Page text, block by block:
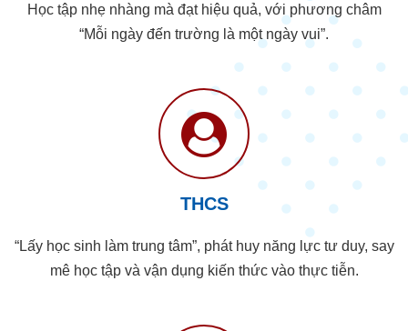
Học tập nhẹ nhàng mà đạt hiệu quả, với phương châm
“Mỗi ngày đến trường là một ngày vui”.
THCS
“Lấy học sinh làm trung tâm”, phát huy năng lực tư duy, say
mê học tập và vận dụng kiến thức vào thực tiễn.